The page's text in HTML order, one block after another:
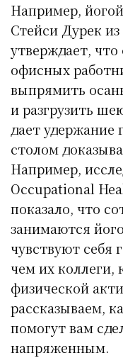
Например,
Стейси Дурек
утверждает,
офисных
выпрямить
и разгрузить
дает удержание
столом
Например,
Occupational
показало, что
занимаются
чувствуют себя
чем их коллеги,
физической
рассказываем,
помогут вам
напряженным.